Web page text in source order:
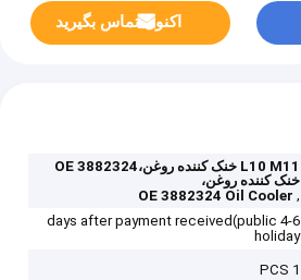
اکنون تماس بگیرید
L10 M11 خنک کننده روغن،OE 3882324
خنک کننده روغن،
,
OE 3882324 Oil Cooler
4-6 days after payment received(public
holiday
1 PCS